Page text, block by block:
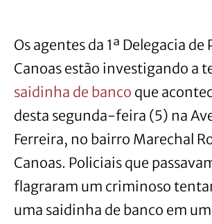
Os agentes da 1ª Delegacia de
Canoas estão investigando a
saidinha de banco que
desta segunda-feira (5) na
Ferreira, no bairro Marechal
Canoas. Policiais que
flagraram um criminoso
uma saidinha de banco em